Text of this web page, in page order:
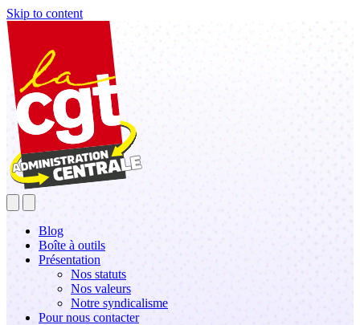
Skip to content
Blog
Boîte à outils
Présentation
Nos statuts
Nos valeurs
Notre syndicalisme
Pour nous contacter